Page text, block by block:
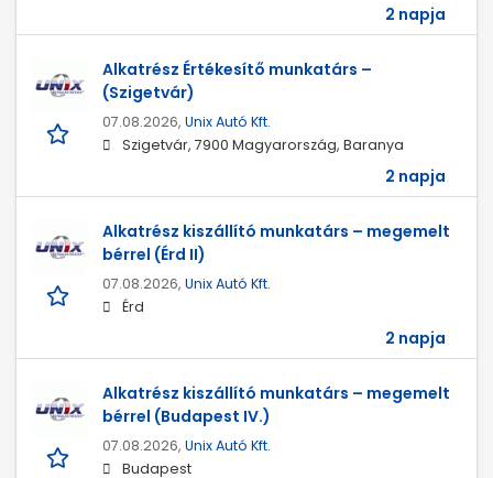
2 napja
Alkatrész Értékesítő munkatárs –
(Szigetvár)
07.08.2026, Unix Autó Kft.
Szigetvár, 7900 Magyarország, Baranya
2 napja
Alkatrész kiszállító munkatárs – megemelt
bérrel (Érd II)
07.08.2026, Unix Autó Kft.
Érd
2 napja
Alkatrész kiszállító munkatárs – megemelt
bérrel (Budapest IV.)
07.08.2026, Unix Autó Kft.
Budapest